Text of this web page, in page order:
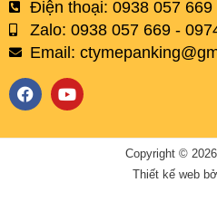
Điện thoại: 0938 057 669
Zalo: 0938 057 669 -
Email:
F
a
e
Y
o
t
Copyright ©
Thiết kế web